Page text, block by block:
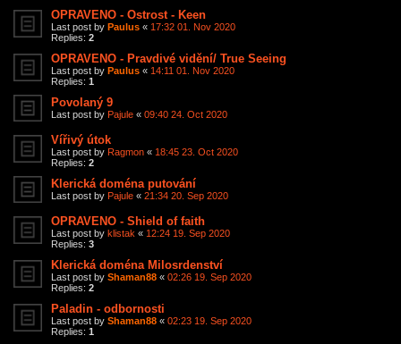
OPRAVENO - Ostrost - Keen
Last post by Paulus « 17:32 01. Nov 2020
Replies: 2
OPRAVENO - Pravdivé vidění/ True Seeing
Last post by Paulus « 14:11 01. Nov 2020
Replies: 1
Povolaný 9
Last post by Pajule « 09:40 24. Oct 2020
Vířivý útok
Last post by Ragmon « 18:45 23. Oct 2020
Replies: 2
Klerická doména putování
Last post by Pajule « 21:34 20. Sep 2020
OPRAVENO - Shield of faith
Last post by klistak « 12:24 19. Sep 2020
Replies: 3
Klerická doména Milosrdenství
Last post by Shaman88 « 02:26 19. Sep 2020
Replies: 2
Paladin - odbornosti
Last post by Shaman88 « 02:23 19. Sep 2020
Replies: 1